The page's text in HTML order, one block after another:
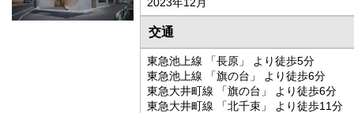
交通
東急池上線 「長原」 より徒歩5分
東急池上線 「旗の台」 より徒歩6分
東急大井町線 「旗の台」 より徒歩6分
東急大井町線 「北千束」 より徒歩11分